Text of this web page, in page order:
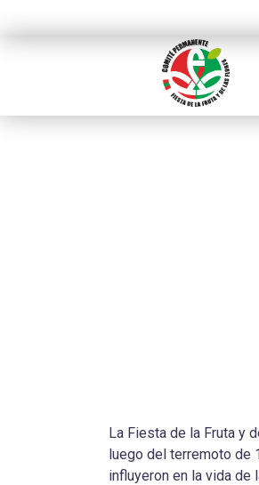
La Fiesta de la Fruta y
luego del terremoto de
influyeron en la vida de